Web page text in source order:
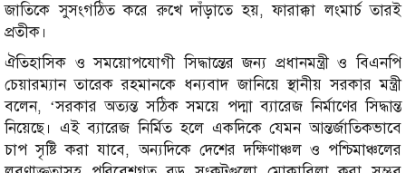
জাতিকে সুসংগঠিত করে রুখে দাঁড়াতে হয়, ফারাক্কা লংমার্চ তারই
প্রতীক।
ঐতিহাসিক ও সময়োপযোগী সিদ্ধান্তের জন্য প্রধানমন্ত্রী ও বিএনপি
চেয়ারম্যান তারেক রহমানকে ধন্যবাদ জানিয়ে স্থানীয় সরকার মন্ত্রী
বলেন, ‘সরকার অত্যন্ত সঠিক সময়ে পদ্মা ব্যারেজ নির্মাণের সিদ্ধান্ত
নিয়েছে। এই ব্যারেজ নির্মিত হলে একদিকে যেমন আন্তর্জাতিকভাবে
চাপ সৃষ্টি করা যাবে, অন্যদিকে দেশের দক্ষিণাঞ্চল ও পশ্চিমাঞ্চলের